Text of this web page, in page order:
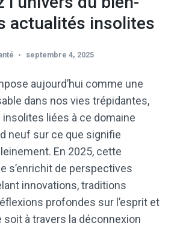
actualités insolites
septembre 4, 2025
aujourd’hui comme une
dans nos vies trépidantes,
liées à ce domaine
neuf sur ce que signifie
En 2025, cette
s’enrichit de perspectives
innovations, traditions
profondes sur l’esprit et
soit à travers la déconnexion